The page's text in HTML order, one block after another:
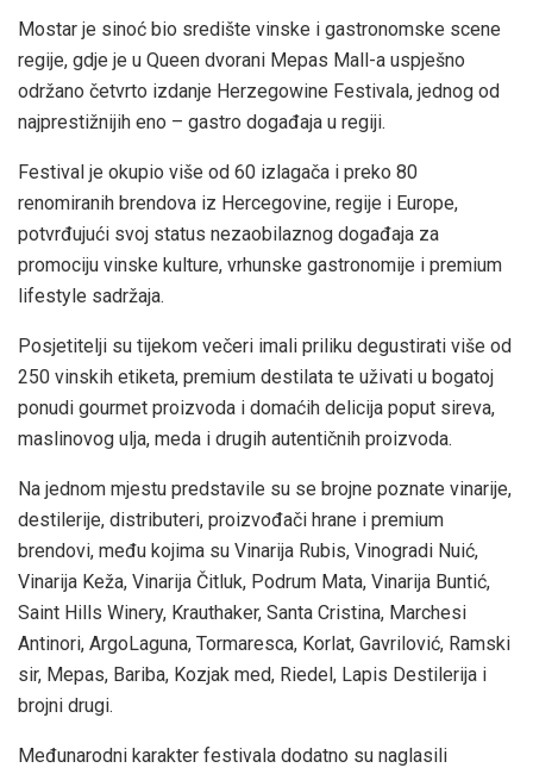
Mostar je sinoć bio središte vinske i gastronomske scene
regije, gdje je u Queen dvorani Mepas Mall-a uspješno
održano četvrto izdanje Herzegowine Festivala, jednog od
najprestižnijih eno – gastro događaja u regiji.
Festival je okupio više od 60 izlagača i preko 80
renomiranih brendova iz Hercegovine, regije i Europe,
potvrđujući svoj status nezaobilaznog događaja za
promociju vinske kulture, vrhunske gastronomije i premium
lifestyle sadržaja.
Posjetitelji su tijekom večeri imali priliku degustirati više od
250 vinskih etiketa, premium destilata te uživati u bogatoj
ponudi gourmet proizvoda i domaćih delicija poput sireva,
maslinovog ulja, meda i drugih autentičnih proizvoda.
Na jednom mjestu predstavile su se brojne poznate vinarije,
destilerije, distributeri, proizvođači hrane i premium
brendovi, među kojima su Vinarija Rubis, Vinogradi Nuić,
Vinarija Keža, Vinarija Čitluk, Podrum Mata, Vinarija Buntić,
Saint Hills Winery, Krauthaker, Santa Cristina, Marchesi
Antinori, ArgoLaguna, Tormaresca, Korlat, Gavrilović, Ramski
sir, Mepas, Bariba, Kozjak med, Riedel, Lapis Destilerija i
brojni drugi.
Međunarodni karakter festivala dodatno su naglasili